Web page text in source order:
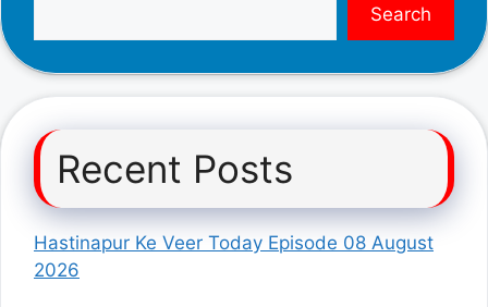
Search
Recent Posts
Hastinapur Ke Veer Today Episode 08 August
2026